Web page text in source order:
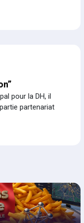
pour la DH, il
partenariat